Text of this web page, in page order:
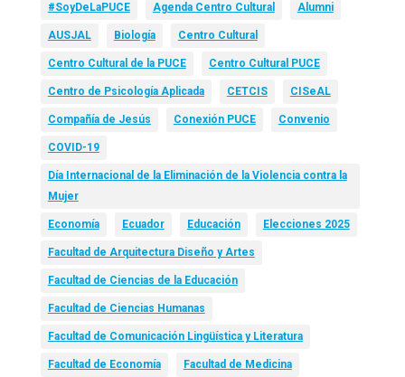
#SoyDeLaPUCE Agenda Centro Cultural Alumni
AUSJAL Biología Centro Cultural
Centro Cultural de la PUCE Centro Cultural PUCE
Centro de Psicología Aplicada CETCIS CISeAL
Compañía de Jesús Conexión PUCE Convenio
COVID-19
Día Internacional de la Eliminación de la Violencia contra la
Mujer
Economía Ecuador Educación Elecciones 2025
Facultad de Arquitectura Diseño y Artes
Facultad de Ciencias de la Educación
Facultad de Ciencias Humanas
Facultad de Comunicación Lingüística y Literatura
Facultad de Economía Facultad de Medicina